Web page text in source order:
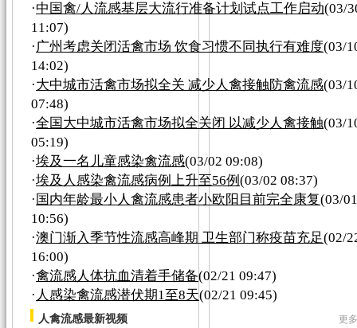
·中国禽/人流感基层大流行准备计划试点工作启动(03/
11:07)
·广州考虑关闭活禽市场 饮食习惯不同执行有难度(03/
14:02)
·大中城市活禽市场拟全关 减少人禽接触防禽流感(03/
07:48)
·全国大中城市活禽市场拟全关闭 以减少人禽接触(03/
05:19)
·埃及一名儿童感染禽流感(03/02 09:08)
·埃及人感染禽流感病例上升至56例 (03/02 08:37)
· 国内年龄最小人禽流感患者小欧阳目前完全康复(03/01
10:56)
·澳门渐入季节性流感高峰期 卫生部门称疫苗充足(02/
16:00)
·禽流感人体抗血清着手储备(02/21 09:47)
· 人感染禽流感潜伏期1至8天(02/21 09:45)
更
人禽流感最新视频